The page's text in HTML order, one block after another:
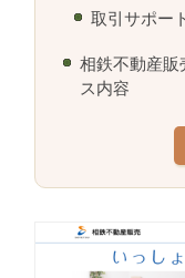
取引サポー
相鉄不動産
ス内容